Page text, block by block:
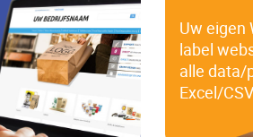
Uw eigen
label
alle data/
Excel/CSV